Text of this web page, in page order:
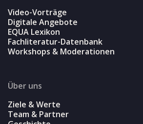
Video-Vorträge
Digitale Angebote
EQUA Lexikon
Fachliteratur-Datenbank
Workshops & Moderationen
Über uns
Ziele & Werte
Team & Partner